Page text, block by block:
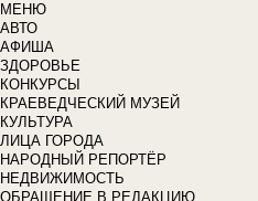
МЕНЮ
АВТО
АФИША
ЗДОРОВЬЕ
КОНКУРСЫ
КРАЕВЕДЧЕСКИЙ МУЗЕЙ
КУЛЬТУРА
ЛИЦА ГОРОДА
НАРОДНЫЙ РЕПОРТЁР
НЕДВИЖИМОСТЬ
ОБРАЩЕНИЕ В РЕДАКЦИЮ